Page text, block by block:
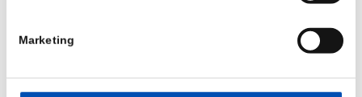
Marketing
Deel dit stuk